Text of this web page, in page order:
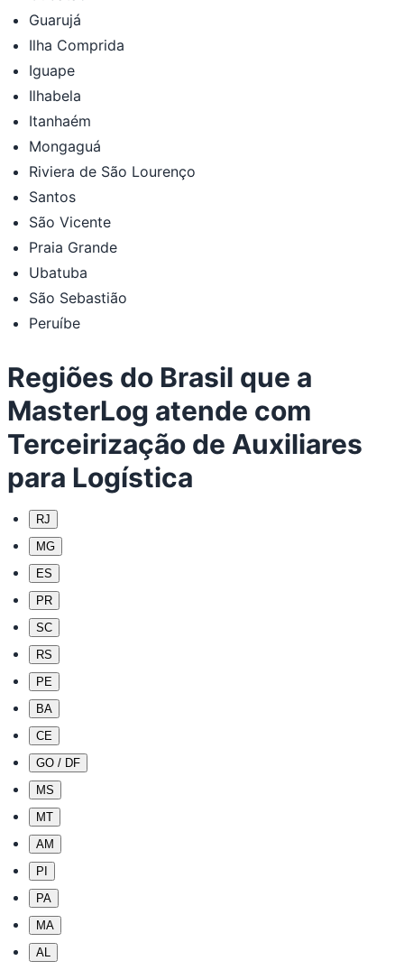
Guarujá
Ilha Comprida
Iguape
Ilhabela
Itanhaém
Mongaguá
Riviera de São Lourenço
Santos
São Vicente
Praia Grande
Ubatuba
São Sebastião
Peruíbe
Regiões do Brasil que a
MasterLog atende com
Terceirização de Auxiliares
para Logística
RJ
MG
ES
PR
SC
RS
PE
BA
CE
GO / DF
MS
MT
AM
PI
PA
MA
AL